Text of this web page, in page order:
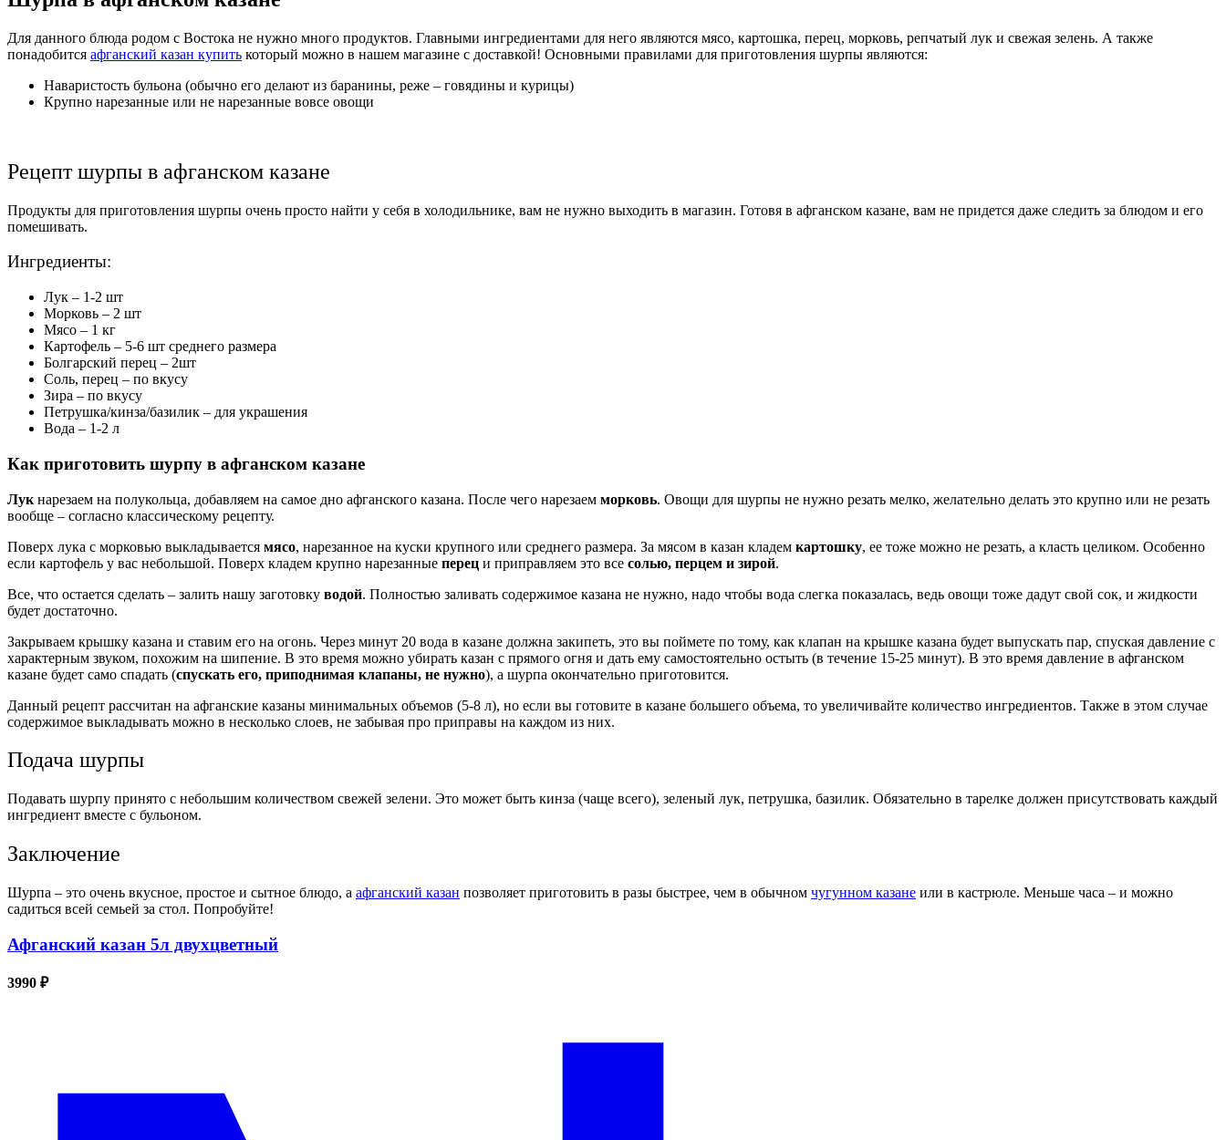
Для данного блюда родом с Востока не нужно много продуктов. Главными ингредиентами для него являются мясо, картошка, перец, морковь, репчатый лук и свежая зелень. А также
понадобится афганский казан купить который можно в нашем магазине с доставкой! Основными правилами для приготовления шурпы являются:
Наваристость бульона (обычно его делают из баранины, реже – говядины и курицы)
Крупно нарезанные или не нарезанные вовсе овощи
Рецепт шурпы в афганском казане
Продукты для приготовления шурпы очень просто найти у себя в холодильнике, вам не нужно выходить в магазин. Готовя в афганском казане, вам не придется даже следить за блюдом и его
помешивать.
Ингредиенты:
Лук – 1-2 шт
Морковь – 2 шт
Мясо – 1 кг
Картофель – 5-6 шт среднего размера
Болгарский перец – 2шт
Соль, перец – по вкусу
Зира – по вкусу
Петрушка/кинза/базилик – для украшения
Вода – 1-2 л
Как приготовить шурпу в афганском казане
Лук нарезаем на полукольца, добавляем на самое дно афганского казана. После чего нарезаем морковь. Овощи для шурпы не нужно резать мелко, желательно делать это крупно или не резать
вообще – согласно классическому рецепту.
Поверх лука с морковью выкладывается мясо, нарезанное на куски крупного или среднего размера. За мясом в казан кладем картошку, ее тоже можно не резать, а класть целиком. Особенно
если картофель у вас небольшой. Поверх кладем крупно нарезанные перец и приправляем это все солью, перцем и зирой.
Все, что остается сделать – залить нашу заготовку водой. Полностью заливать содержимое казана не нужно, надо чтобы вода слегка показалась, ведь овощи тоже дадут свой сок, и жидкости
будет достаточно.
Закрываем крышку казана и ставим его на огонь. Через минут 20 вода в казане должна закипеть, это вы поймете по тому, как клапан на крышке казана будет выпускать пар, спуская давление с
характерным звуком, похожим на шипение. В это время можно убирать казан с прямого огня и дать ему самостоятельно остыть (в течение 15-25 минут). В это время давление в афганском
казане будет само спадать (спускать его, приподнимая клапаны, не нужно), а шурпа окончательно приготовится.
Данный рецепт рассчитан на афганские казаны минимальных объемов (5-8 л), но если вы готовите в казане большего объема, то увеличивайте количество ингредиентов. Также в этом случае
содержимое выкладывать можно в несколько слоев, не забывая про приправы на каждом из них.
Подача шурпы
Подавать шурпу принято с небольшим количеством свежей зелени. Это может быть кинза (чаще всего), зеленый лук, петрушка, базилик. Обязательно в тарелке должен присутствовать каждый
ингредиент вместе с бульоном.
Заключение
Шурпа – это очень вкусное, простое и сытное блюдо, а афганский казан позволяет приготовить в разы быстрее, чем в обычном чугунном казане или в кастрюле. Меньше часа – и можно
садиться всей семьей за стол. Попробуйте!
Афганский казан 5л двухцветный
3990 ₽